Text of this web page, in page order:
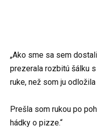
„Ako sme sa sem
prezerala rozbitú šálku s
ruke, než som ju odložila
Prešla som rukou po
hádky o pizze.“